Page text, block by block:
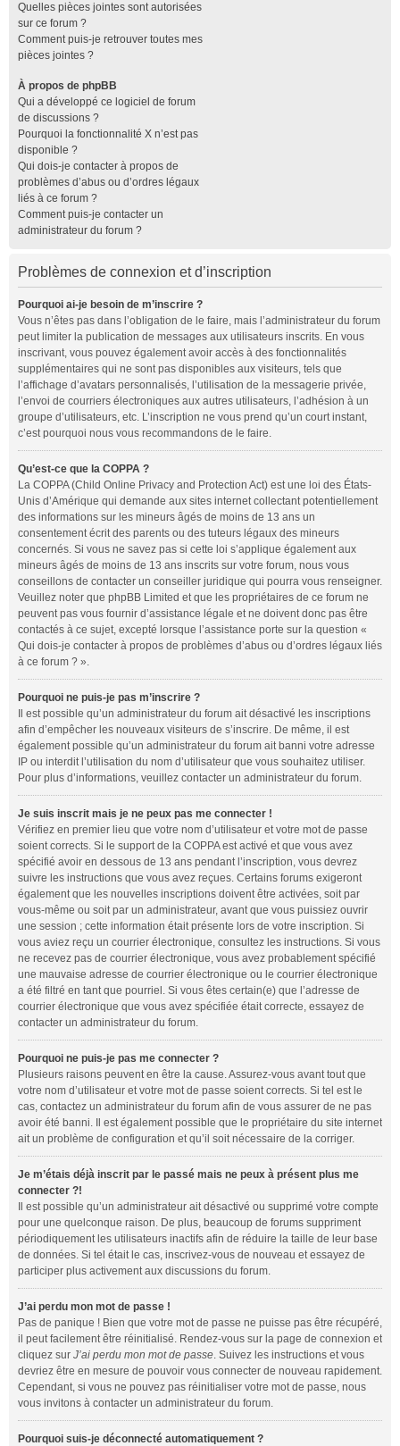
Quelles pièces jointes sont autorisées
sur ce forum ?
Comment puis-je retrouver toutes mes
pièces jointes ?
À propos de phpBB
Qui a développé ce logiciel de forum
de discussions ?
Pourquoi la fonctionnalité X n’est pas
disponible ?
Qui dois-je contacter à propos de
problèmes d’abus ou d’ordres légaux
liés à ce forum ?
Comment puis-je contacter un
administrateur du forum ?
Problèmes de connexion et d’inscription
Pourquoi ai-je besoin de m’inscrire ?
Vous n’êtes pas dans l’obligation de le faire, mais l’administrateur du forum
peut limiter la publication de messages aux utilisateurs inscrits. En vous
inscrivant, vous pouvez également avoir accès à des fonctionnalités
supplémentaires qui ne sont pas disponibles aux visiteurs, tels que
l’affichage d’avatars personnalisés, l’utilisation de la messagerie privée,
l’envoi de courriers électroniques aux autres utilisateurs, l’adhésion à un
groupe d’utilisateurs, etc. L’inscription ne vous prend qu’un court instant,
c’est pourquoi nous vous recommandons de le faire.
Qu’est-ce que la COPPA ?
La COPPA (Child Online Privacy and Protection Act) est une loi des États-
Unis d’Amérique qui demande aux sites internet collectant potentiellement
des informations sur les mineurs âgés de moins de 13 ans un
consentement écrit des parents ou des tuteurs légaux des mineurs
concernés. Si vous ne savez pas si cette loi s’applique également aux
mineurs âgés de moins de 13 ans inscrits sur votre forum, nous vous
conseillons de contacter un conseiller juridique qui pourra vous renseigner.
Veuillez noter que phpBB Limited et que les propriétaires de ce forum ne
peuvent pas vous fournir d’assistance légale et ne doivent donc pas être
contactés à ce sujet, excepté lorsque l’assistance porte sur la question «
Qui dois-je contacter à propos de problèmes d’abus ou d’ordres légaux liés
à ce forum ? ».
Pourquoi ne puis-je pas m’inscrire ?
Il est possible qu’un administrateur du forum ait désactivé les inscriptions
afin d’empêcher les nouveaux visiteurs de s’inscrire. De même, il est
également possible qu’un administrateur du forum ait banni votre adresse
IP ou interdit l’utilisation du nom d’utilisateur que vous souhaitez utiliser.
Pour plus d’informations, veuillez contacter un administrateur du forum.
Je suis inscrit mais je ne peux pas me connecter !
Vérifiez en premier lieu que votre nom d’utilisateur et votre mot de passe
soient corrects. Si le support de la COPPA est activé et que vous avez
spécifié avoir en dessous de 13 ans pendant l’inscription, vous devrez
suivre les instructions que vous avez reçues. Certains forums exigeront
également que les nouvelles inscriptions doivent être activées, soit par
vous-même ou soit par un administrateur, avant que vous puissiez ouvrir
une session ; cette information était présente lors de votre inscription. Si
vous aviez reçu un courrier électronique, consultez les instructions. Si vous
ne recevez pas de courrier électronique, vous avez probablement spécifié
une mauvaise adresse de courrier électronique ou le courrier électronique
a été filtré en tant que pourriel. Si vous êtes certain(e) que l’adresse de
courrier électronique que vous avez spécifiée était correcte, essayez de
contacter un administrateur du forum.
Pourquoi ne puis-je pas me connecter ?
Plusieurs raisons peuvent en être la cause. Assurez-vous avant tout que
votre nom d’utilisateur et votre mot de passe soient corrects. Si tel est le
cas, contactez un administrateur du forum afin de vous assurer de ne pas
avoir été banni. Il est également possible que le propriétaire du site internet
ait un problème de configuration et qu’il soit nécessaire de la corriger.
Je m’étais déjà inscrit par le passé mais ne peux à présent plus me
connecter ?!
Il est possible qu’un administrateur ait désactivé ou supprimé votre compte
pour une quelconque raison. De plus, beaucoup de forums suppriment
périodiquement les utilisateurs inactifs afin de réduire la taille de leur base
de données. Si tel était le cas, inscrivez-vous de nouveau et essayez de
participer plus activement aux discussions du forum.
J’ai perdu mon mot de passe !
Pas de panique ! Bien que votre mot de passe ne puisse pas être récupéré,
il peut facilement être réinitialisé. Rendez-vous sur la page de connexion et
cliquez sur J’ai perdu mon mot de passe. Suivez les instructions et vous
devriez être en mesure de pouvoir vous connecter de nouveau rapidement.
Cependant, si vous ne pouvez pas réinitialiser votre mot de passe, nous
vous invitons à contacter un administrateur du forum.
Pourquoi suis-je déconnecté automatiquement ?